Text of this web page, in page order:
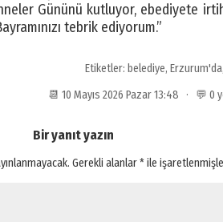
Gününü kutluyor, ebediyete
tebrik ediyorum.”
Etiketler: belediye, Erzurum'da,
📆 10 Mayıs 2026 Pazar 13:48 · 💬 0
Bir yanıt yazın
Gerekli alanlar*ile